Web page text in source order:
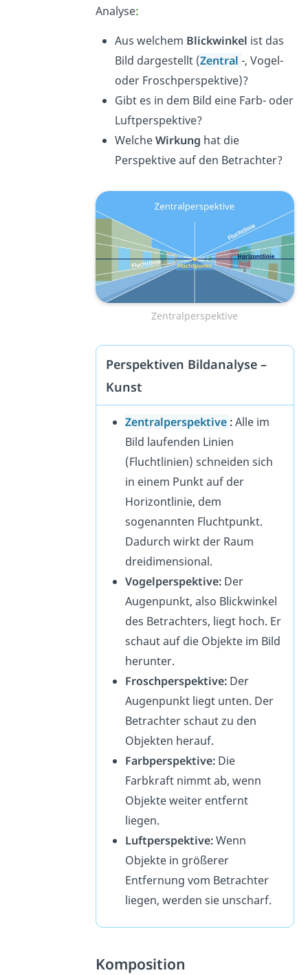
Analyse:
Aus welchem Blickwinkel ist das
Bild dargestellt (Zentral -, Vogel-
oder Froschperspektive)?
Gibt es in dem Bild eine Farb- oder
Luftperspektive?
WelcheWirkung hat die
Perspektive auf den Betrachter?
Zentralperspektive
Perspektiven Bildanalyse –
Kunst
Zentralperspektive :Alle im
Bild laufenden Linien
(Fluchtlinien) schneiden sich
in einem Punkt auf der
Horizontlinie, dem
sogenannten Fluchtpunkt.
Dadurch wirkt der Raum
dreidimensional.
Vogelperspektive:Der
Augenpunkt, also Blickwinkel
des Betrachters, liegt hoch. Er
schaut auf die Objekte im Bild
herunter.
Froschperspektive:Der
Augenpunkt liegt unten. Der
Betrachter schaut zu den
Objekten herauf.
Farbperspektive:Die
Farbkraft nimmt ab, wenn
Objekte weiter entfernt
liegen.
Luftperspektive:Wenn
Objekte in größerer
Entfernung vom Betrachter
liegen, werden sie unscharf.
Komposition